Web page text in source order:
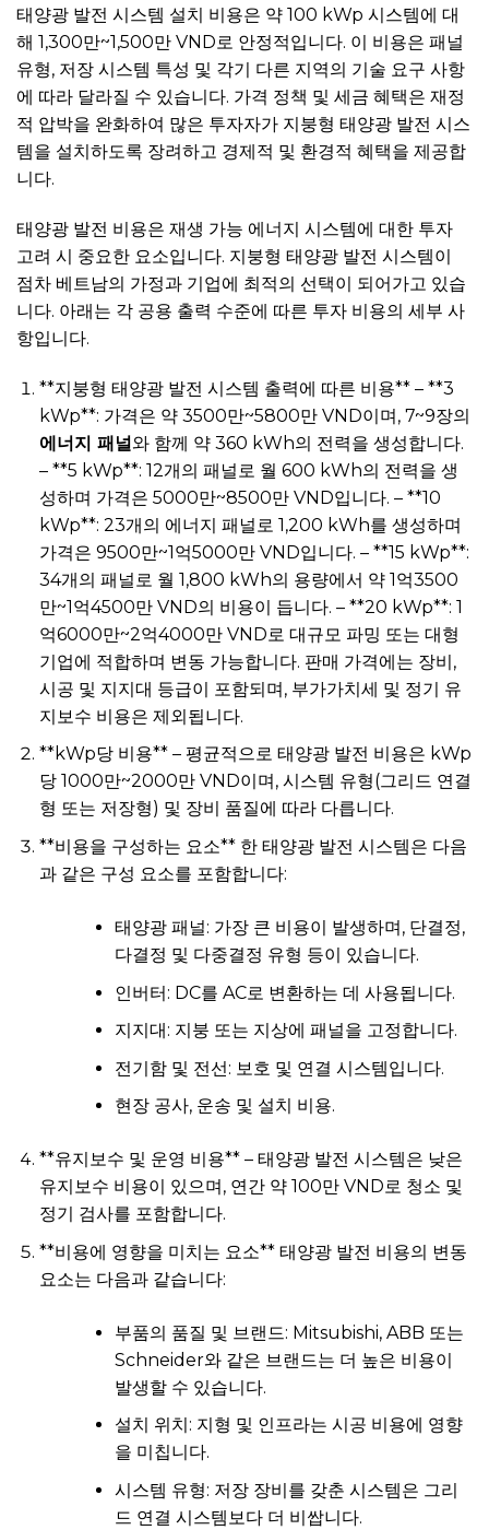
태양광 발전 시스템 설치 비용은 약 100 kWp 시스템에 대
해 1,300만~1,500만 VND로 안정적입니다. 이 비용은 패널
유형, 저장 시스템 특성 및 각기 다른 지역의 기술 요구 사항
에 따라 달라질 수 있습니다. 가격 정책 및 세금 혜택은 재정
적 압박을 완화하여 많은 투자자가 지붕형 태양광 발전 시스
템을 설치하도록 장려하고 경제적 및 환경적 혜택을 제공합
니다.
태양광 발전 비용은 재생 가능 에너지 시스템에 대한 투자
고려 시 중요한 요소입니다. 지붕형 태양광 발전 시스템이
점차 베트남의 가정과 기업에 최적의 선택이 되어가고 있습
니다. 아래는 각 공용 출력 수준에 따른 투자 비용의 세부 사
항입니다.
**지붕형 태양광 발전 시스템 출력에 따른 비용** – **3
kWp**: 가격은 약 3500만~5800만 VND이며, 7~9장의
에너지 패널와 함께 약 360 kWh의 전력을 생성합니다.
– **5 kWp**: 12개의 패널로 월 600 kWh의 전력을 생
성하며 가격은 5000만~8500만 VND입니다. – **10
kWp**: 23개의 에너지 패널로 1,200 kWh를 생성하며
가격은 9500만~1억5000만 VND입니다. – **15 kWp**:
34개의 패널로 월 1,800 kWh의 용량에서 약 1억3500
만~1억4500만 VND의 비용이 듭니다. – **20 kWp**: 1
억6000만~2억4000만 VND로 대규모 파밍 또는 대형
기업에 적합하며 변동 가능합니다. 판매 가격에는 장비,
시공 및 지지대 등급이 포함되며, 부가가치세 및 정기 유
지보수 비용은 제외됩니다.
**kWp당 비용** – 평균적으로 태양광 발전 비용은 kWp
당 1000만~2000만 VND이며, 시스템 유형(그리드 연결
형 또는 저장형) 및 장비 품질에 따라 다릅니다.
**비용을 구성하는 요소** 한 태양광 발전 시스템은 다음
과 같은 구성 요소를 포함합니다:
태양광 패널: 가장 큰 비용이 발생하며, 단결정,
다결정 및 다중결정 유형 등이 있습니다.
인버터: DC를 AC로 변환하는 데 사용됩니다.
지지대: 지붕 또는 지상에 패널을 고정합니다.
전기함 및 전선: 보호 및 연결 시스템입니다.
현장 공사, 운송 및 설치 비용.
**유지보수 및 운영 비용** – 태양광 발전 시스템은 낮은
유지보수 비용이 있으며, 연간 약 100만 VND로 청소 및
정기 검사를 포함합니다.
**비용에 영향을 미치는 요소** 태양광 발전 비용의 변동
요소는 다음과 같습니다:
부품의 품질 및 브랜드: Mitsubishi, ABB 또는
Schneider와 같은 브랜드는 더 높은 비용이
발생할 수 있습니다.
설치 위치: 지형 및 인프라는 시공 비용에 영향
을 미칩니다.
시스템 유형: 저장 장비를 갖춘 시스템은 그리
드 연결 시스템보다 더 비쌉니다.